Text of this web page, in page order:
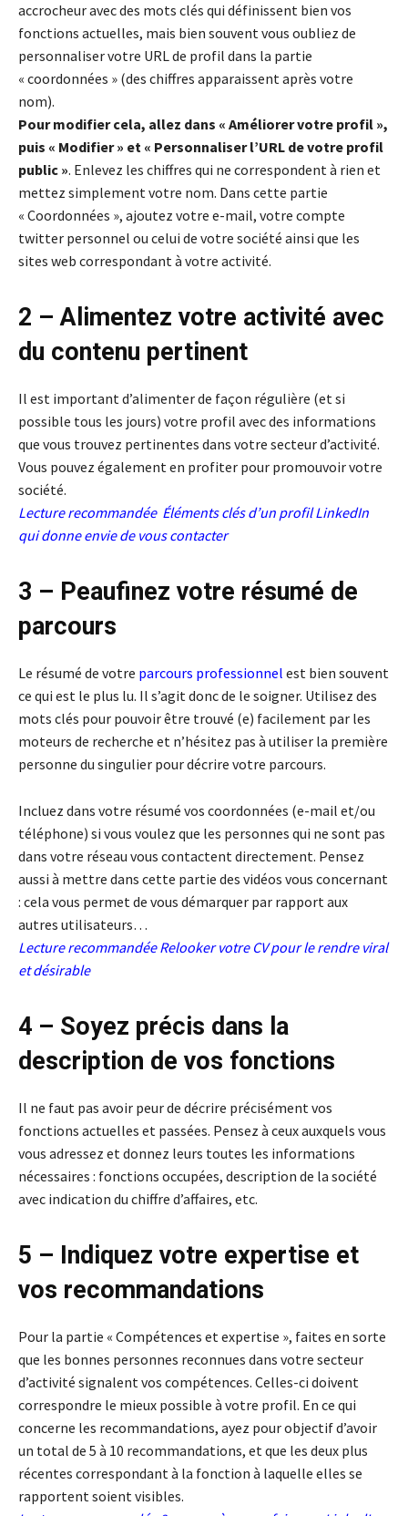
accrocheur avec des mots clés qui définissent bien vos
fonctions actuelles, mais bien souvent vous oubliez de
personnaliser votre URL de profil dans la partie
« coordonnées » (des chiffres apparaissent après votre
nom).
Pour modifier cela, allez dans « Améliorer votre profil »,
puis « Modifier » et « Personnaliser l’URL de votre profil
public ». Enlevez les chiffres qui ne correspondent à rien et
mettez simplement votre nom. Dans cette partie
« Coordonnées », ajoutez votre e-mail, votre compte
twitter personnel ou celui de votre société ainsi que les
sites web correspondant à votre activité.
2 – Alimentez votre activité avec
du contenu pertinent
Il est important d’alimenter de façon régulière (et si
possible tous les jours) votre profil avec des informations
que vous trouvez pertinentes dans votre secteur d’activité.
Vous pouvez également en profiter pour promouvoir votre
société.
Lecture recommandée Éléments clés d’un profil LinkedIn
qui donne envie de vous contacter
3 – Peaufinez votre résumé de
parcours
Le résumé de votre parcours professionnel est bien souvent
ce qui est le plus lu. Il s’agit donc de le soigner. Utilisez des
mots clés pour pouvoir être trouvé (e) facilement par les
moteurs de recherche et n’hésitez pas à utiliser la première
personne du singulier pour décrire votre parcours.
Incluez dans votre résumé vos coordonnées (e-mail et/ou
téléphone) si vous voulez que les personnes qui ne sont pas
dans votre réseau vous contactent directement. Pensez
aussi à mettre dans cette partie des vidéos vous concernant
: cela vous permet de vous démarquer par rapport aux
autres utilisateurs…
Lecture recommandéeRelooker votre CV pour le rendre viral
et désirable
4 – Soyez précis dans la
description de vos fonctions
Il ne faut pas avoir peur de décrire précisément vos
fonctions actuelles et passées. Pensez à ceux auxquels vous
vous adressez et donnez leurs toutes les informations
nécessaires : fonctions occupées, description de la société
avec indication du chiffre d’affaires, etc.
5 – Indiquez votre expertise et
vos recommandations
Pour la partie « Compétences et expertise », faites en sorte
que les bonnes personnes reconnues dans votre secteur
d’activité signalent vos compétences. Celles-ci doivent
correspondre le mieux possible à votre profil. En ce qui
concerne les recommandations, ayez pour objectif d’avoir
un total de 5 à 10 recommandations, et que les deux plus
récentes correspondant à la fonction à laquelle elles se
rapportent soient visibles.